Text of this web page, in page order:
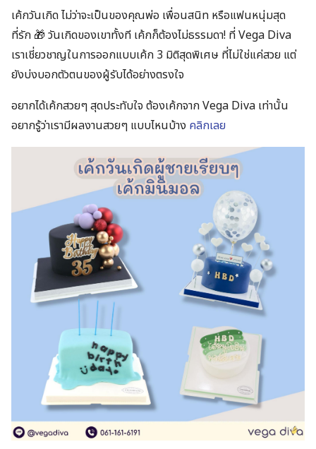
เค้กวันเกิด ไม่ว่าจะเป็นของคุณพ่อ เพื่อนสนิท หรือแฟนหนุ่มสุด
ที่รัก 🎁 วันเกิดของเขาทั้งที เค้กก็ต้องไม่ธรรมดา! ที่ Vega Diva
เราเชี่ยวชาญในการออกแบบเค้ก 3 มิติสุดพิเศษ ที่ไม่ใช่แค่สวย แต่
ยังบ่งบอกตัวตนของผู้รับได้อย่างตรงใจ
อยากได้เค้กสวยๆ สุดประทับใจ ต้องเค้กจาก Vega Diva เท่านั้น
อยากรู้ว่าเรามีผลงานสวยๆ แบบไหนบ้าง คลิกเลย